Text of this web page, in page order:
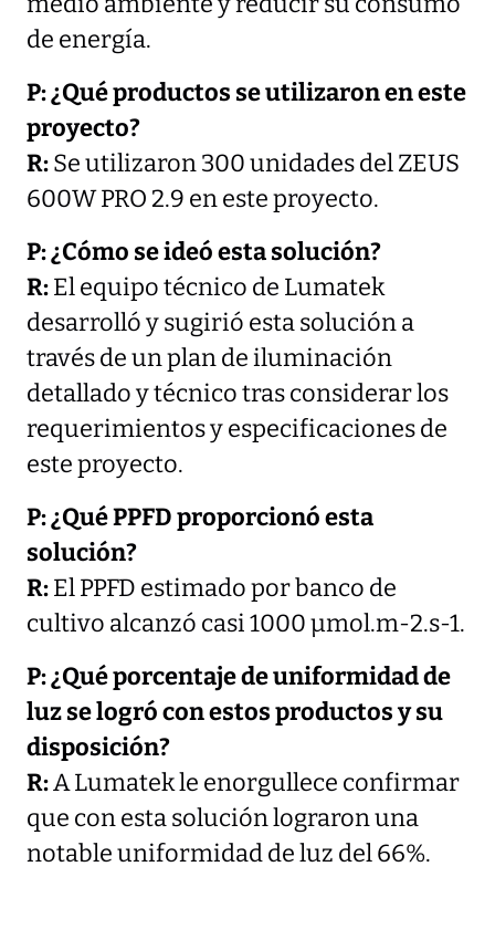
de energía.
P: ¿Qué productos se utilizaron en este
proyecto?
R:Se utilizaron 300 unidades del ZEUS
600W PRO 2.9 en este proyecto.
P: ¿Cómo se ideó esta solución?
R:El equipo técnico de Lumatek
desarrolló y sugirió esta solución a
través de un plan de iluminación
detallado y técnico tras considerar los
requerimientos y especificaciones de
este proyecto.
P: ¿Qué PPFD proporcionó esta
solución?
R:El PPFD estimado por banco de
cultivo alcanzó casi 1000 µmol.m-2.s-1.
P: ¿Qué porcentaje de uniformidad de
luz se logró con estos productos y su
disposición?
R:A Lumatek le enorgullece confirmar
que con esta solución lograron una
notable uniformidad de luz del 66%.